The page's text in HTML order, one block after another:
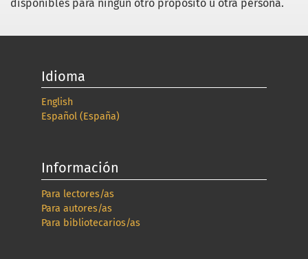
disponibles para ningún otro propósito u otra persona.
Idioma
English
Español (España)
Información
Para lectores/as
Para autores/as
Para bibliotecarios/as